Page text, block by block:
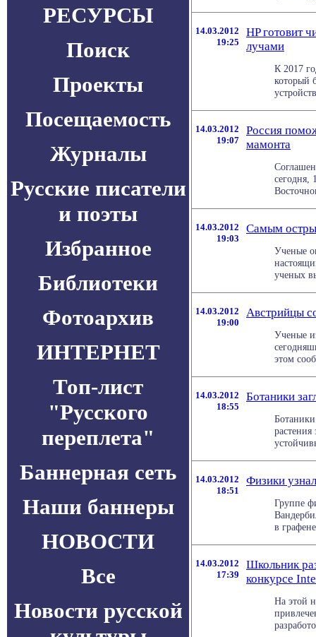
РЕСУРСЫ
Поиск
Проекты
Посещаемость
Журналы
Русские писатели
и поэты
Избранное
Библиотеки
Фотоархив
ИНТЕРНЕТ
Топ-лист
"Русского
переплета"
Баннерная сеть
Наши баннеры
НОВОСТИ
Все
Новости русской
14.03.2012
19:25
HP готовит
лучами
К 2017
который
14.03.2012
19:07
Россия
мамонта
сегодня,
14.03.2012
19:03
Самым
Ученые
ученых
14.03.2012
19:00
Австрийцы
Ученые
этом
14.03.2012
18:55
Ботаники
14.03.2012
18:51
Физики
Группе
в
14.03.2012
17:39
Школьник
конкурсе
На этой